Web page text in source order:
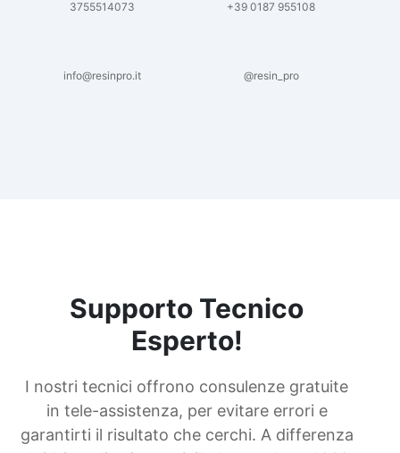
3755514073 +39 0187 955108
info@resinpro.it @resin_pro
Supporto Tecnico
Esperto!
I nostri tecnici offrono consulenze gratuite
in tele-assistenza, per evitare errori e
garantirti il risultato che cerchi. A differenza